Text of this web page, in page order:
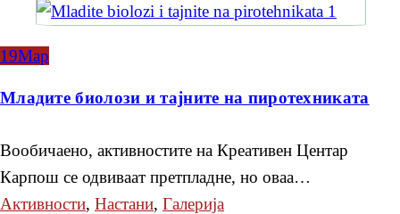
19Мар
Младите биолози и тајните на пиротехниката
Вообичаено, активностите на Креативен Центар
Карпош се одвиваат претпладне, но оваа…
Активности, Настани, Галерија